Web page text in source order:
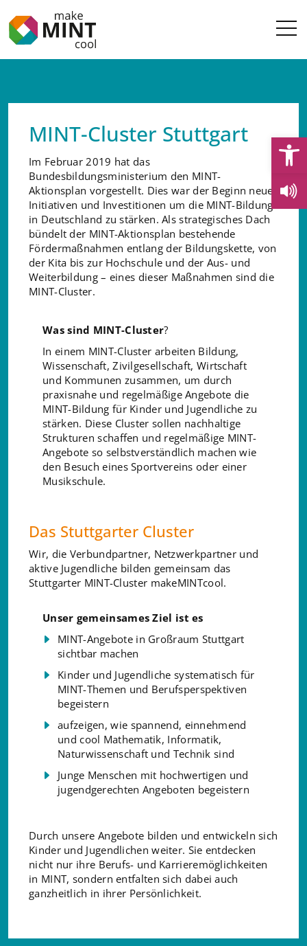
MINT-Cluster Stuttgart
Im Februar 2019 hat das
Bundesbildungsministerium den MINT-
Aktionsplan vorgestellt. Dies war der Beginn neuer
Initiativen und Investitionen um die MINT-Bildung
in Deutschland zu stärken. Als strategisches Dach
bündelt der MINT-Aktionsplan bestehende
Fördermaßnahmen entlang der Bildungskette, von
der Kita bis zur Hochschule und der Aus- und
Weiterbildung – eines dieser Maßnahmen sind die
MINT-Cluster.
Was sind MINT-Cluster?
In einem MINT-Cluster arbeiten Bildung,
Wissenschaft, Zivilgesellschaft, Wirtschaft
und Kommunen zusammen, um durch
praxisnahe und regelmäßige Angebote die
MINT-Bildung für Kinder und Jugendliche zu
stärken. Diese Cluster sollen nachhaltige
Strukturen schaffen und regelmäßige MINT-
Angebote so selbstverständlich machen wie
den Besuch eines Sportvereins oder einer
Musikschule.
Das Stuttgarter Cluster
Wir, die Verbundpartner, Netzwerkpartner und
aktive Jugendliche bilden gemeinsam das
Stuttgarter MINT-Cluster makeMINTcool.
Unser gemeinsames Ziel ist es
MINT-Angebote in Großraum Stuttgart
sichtbar machen
Kinder und Jugendliche systematisch für
MINT-Themen und Berufsperspektiven
begeistern
aufzeigen, wie spannend, einnehmend
und cool Mathematik, Informatik,
Naturwissenschaft und Technik sind
Junge Menschen mit hochwertigen und
jugendgerechten Angeboten begeistern
Durch unsere Angebote bilden und entwickeln sich
Kinder und Jugendlichen weiter. Sie entdecken
nicht nur ihre Berufs- und Karrieremöglichkeiten
in MINT, sondern entfalten sich dabei auch
ganzheitlich in ihrer Persönlichkeit.